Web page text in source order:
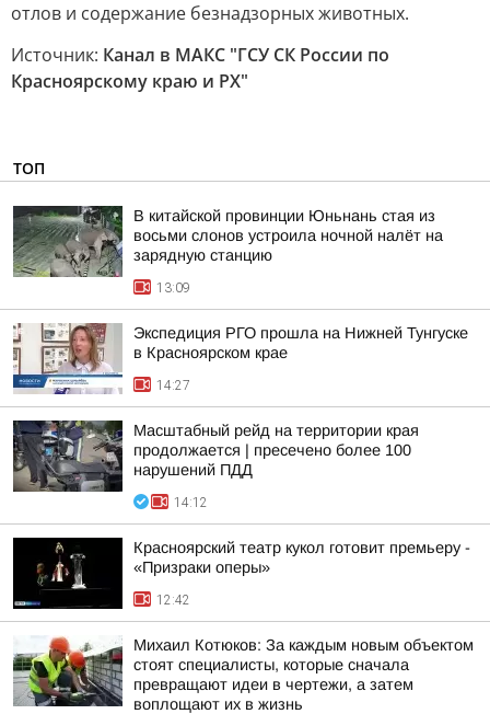
отлов и содержание безнадзорных животных.
Источник: Канал в МАКС "ГСУ СК России по
Красноярскому краю и РХ"
ТОП
В китайской провинции Юньнань стая из
восьми слонов устроила ночной налёт на
зарядную станцию
13:09
Экспедиция РГО прошла на Нижней Тунгуске
в Красноярском крае
14:27
Масштабный рейд на территории края
продолжается | пресечено более 100
нарушений ПДД
14:12
Красноярский театр кукол готовит премьеру -
«Призраки оперы»
12:42
Михаил Котюков: За каждым новым объектом
стоят специалисты, которые сначала
превращают идеи в чертежи, а затем
воплощают их в жизнь